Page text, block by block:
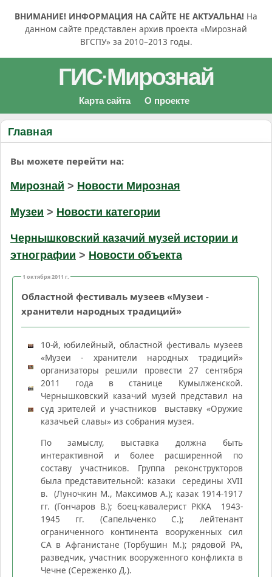
ВНИМАНИЕ! ИНФОРМАЦИЯ НА САЙТЕ НЕ АКТУАЛЬНА! На
данном сайте представлен архив проекта «Мирознай
ВГСПУ» за 2010–2013 годы.
ГИС·Мирознай
Карта сайта О проекте
Главная
Вы можете перейти на:
Мирознай > Новости Мирозная
Музеи > Новости категории
Чернышковский казачий музей истории и
этнографии > Новости объекта
1 октября 2011 г.
Областной фестиваль музеев «Музеи -
хранители народных традиций»
10-й, юбилейный, областной фестиваль музеев
«Музеи - хранители народных традиций»
организаторы решили провести 27 сентября
2011 года в станице Кумылженской.
Чернышковский казачий музей представил на
суд зрителей и участников выставку «Оружие
казачьей славы» из собрания музея.
По замыслу, выставка должна быть
интерактивной и более расширенной по
составу участников. Группа реконструкторов
была представительной: казаки середины XVII
в. (Луночкин М., Максимов А.); казак 1914-1917
гг. (Гончаров В.); боец-кавалерист РККА 1943-
1945 гг. (Сапельченко С.); лейтенант
ограниченного континента вооруженных сил
СА в Афганистане (Торбушин М.); рядовой РА,
разведчик, участник вооруженного конфликта в
Чечне (Сереженко Д.).